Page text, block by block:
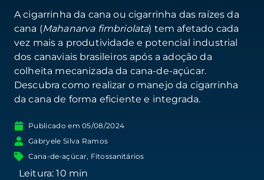
A cigarrinha da cana ou cigarrinha das raízes da
cana (Mahanarva fimbriolata) tem afetado cada
vez mais a produtividade e potencial industrial
dos canaviais brasileiros após a adoção da
colheita mecanizada da cana-de-açúcar.
Descubra como realizar o manejo da cigarrinha
da cana de forma eficiente e integrada.
Publicado em 05/08/2024
Gabryele Silva Ramos
Cana-de-açúcar, Fitossanitários